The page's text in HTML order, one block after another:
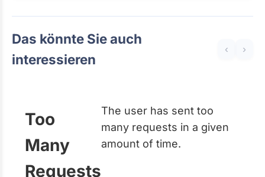
Das könnte Sie auch
interessieren
‹ ›
Too
Many
Requests
The user has sent too
many requests in a given
amount of time.